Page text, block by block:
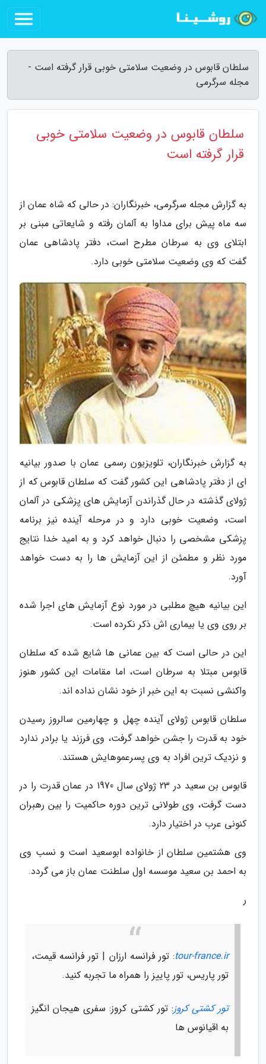
سلطان قابوس در وضعیت سلامتی خوبی قرار گرفته است -
مجله سرگرمی
سلطان قابوس در وضعیت سلامتی خوبی
قرار گرفته است
به گزارش مجله سرگرمی، خبرنگاران: در حالی که شاه عمان از
سه ماه پیش برای مداوا به آلمان رفته و شایعاتی مبنی بر
ابتلای وی به سرطان مطرح است، دفتر پادشاهی عمان
گفت که وی وضعیت سلامتی خوبی دارد.
به گزارش خبرنگاران، تلویزیون رسمی عمان با صدور بیانیه
ای از دفتر پادشاهی این کشور گفت که سلطان قابوس که از
ژولای گذشته در حال گذراندن آزمایش های پزشکی در آلمان
است، وضعیت خوبی دارد و در مرحله آینده نیز برنامه
پزشکی مشخصی را دنبال خواهد کرد و به امید خدا نتایج
مورد نظر و مطمئن از این آزمایش ها را به دست خواهد
آورد.
این بیانیه هیچ مطلبی در مورد نوع آزمایش های اجرا شده
بر روی وی یا بیماری اش ذکر نکرده است.
این در حالی است که بین عمانی ها شایع شده که سلطان
قابوس مبتلا به سرطان است، اما مقامات این کشور هنوز
واکنشی نسبت به این خبر از خود نشان نداده اند.
سلطان قابوس ژولای آینده چهل و چهارمین سالروز رسیدن
خود به قدرت را جشن خواهد گرفت، وی فرزند یا برادر ندارد
و نزدیک ترین افراد به وی پسرعموهایش هستند.
قابوس بن سعید در 23 ژولای سال 1970 در عمان قدرت را در
دست گرفت، وی طولانی ترین دوره حاکمیت را بین رهبران
کنونی عرب در اختیار دارد.
وی هشتمین سلطان از خانواده ابوسعید است و نسب وی
به احمد بن سعید موسسه اول سلطنت عمان باز می گردد.
ر
tour-france.ir: تور فرانسه ارزان | تور فرانسه قیمت،
تور پاریس، تور پاییز را همراه ما تجربه کنید.
تور کشتی کروز: تور کشتی کروز: سفری هیجان انگیز
به اقیانوس ها